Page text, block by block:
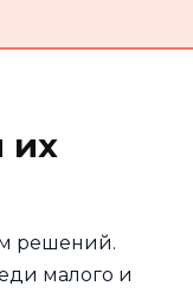
их
решений.
малого и